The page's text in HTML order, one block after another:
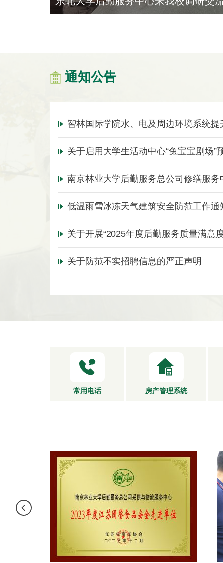
通知公告
智林国际学院水、电及周边环境系统提
低温雨雪冰冻天气建筑安全防范工作通
关于开展“2025年度后勤服务质量满意
关于防范不实招聘信息的严正声明
常用电话 房产管理系统